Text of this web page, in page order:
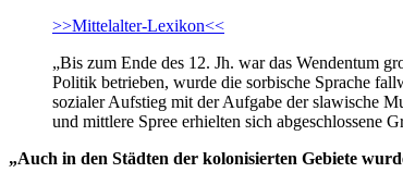
>>Mittelalter-Lexikon<<
„Bis zum Ende des 12. Jh. war das Wendentum
Politik betrieben, wurde die sorbische Sprache
sozialer Aufstieg mit der Aufgabe der slawische
und mittlere Spree erhielten sich abgeschlossene
„Auch in den Städten der kolonisierten Gebiete